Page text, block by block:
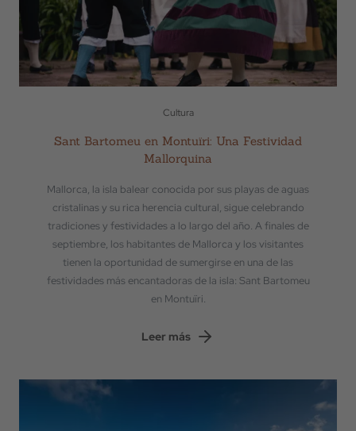
Cultura
Sant Bartomeu en Montuïri: Una Festividad
Mallorquina
Mallorca, la isla balear conocida por sus playas de aguas
cristalinas y su rica herencia cultural, sigue celebrando
tradiciones y festividades a lo largo del año. A finales de
septiembre, los habitantes de Mallorca y los visitantes
tienen la oportunidad de sumergirse en una de las
festividades más encantadoras de la isla: Sant Bartomeu
en Montuïri.
Leer más